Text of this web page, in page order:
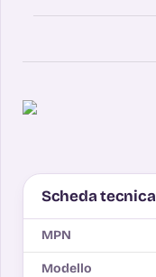
Scheda tecnica
MPN
Modello